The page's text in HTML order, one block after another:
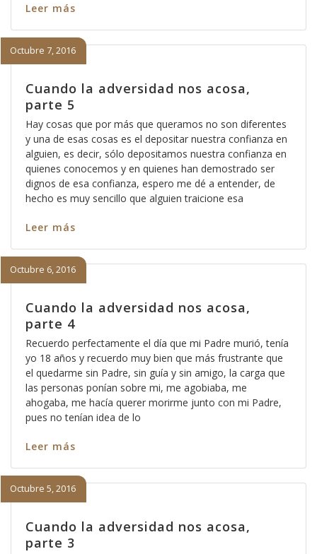
Leer más
Cuando la adversidad nos acosa,
parte 5
Octubre 7, 2016
Hay cosas que por más que queramos no son diferentes
y una de esas cosas es el depositar nuestra confianza en
alguien, es decir, sólo depositamos nuestra confianza en
quienes conocemos y en quienes han demostrado ser
dignos de esa confianza, espero me dé a entender, de
hecho es muy sencillo que alguien traicione esa
Leer más
Cuando la adversidad nos acosa,
parte 4
Octubre 6, 2016
Recuerdo perfectamente el día que mi Padre murió, tenía
yo 18 años y recuerdo muy bien que más frustrante que
el quedarme sin Padre, sin guía y sin amigo, la carga que
las personas ponían sobre mi, me agobiaba, me
ahogaba, me hacía querer morirme junto con mi Padre,
pues no tenían idea de lo
Leer más
Cuando la adversidad nos acosa,
parte 3
Octubre 5, 2016